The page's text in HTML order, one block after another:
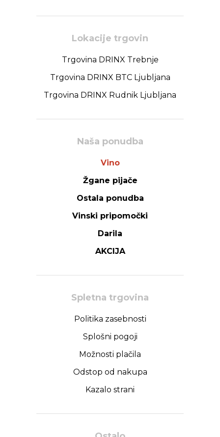
Lokacije trgovin
Trgovina DRINX Trebnje
Trgovina DRINX BTC Ljubljana
Trgovina DRINX Rudnik Ljubljana
Naša ponudba
Vino
Žgane pijače
Ostala ponudba
Vinski pripomočki
Darila
AKCIJA
Spletna trgovina
Politika zasebnosti
Splošni pogoji
Možnosti plačila
Odstop od nakupa
Kazalo strani